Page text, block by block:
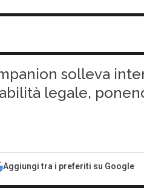
solleva
legale,
Aggiungi tra i preferiti su Google